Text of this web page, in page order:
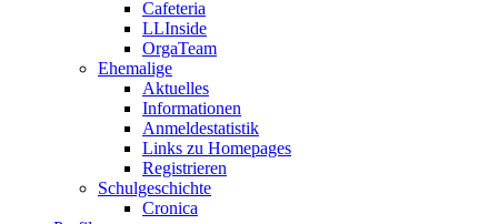
Cafeteria
LLInside
OrgaTeam
Ehemalige
Aktuelles
Informationen
Anmeldestatistik
Links zu Homepages
Registrieren
Schulgeschichte
Cronica